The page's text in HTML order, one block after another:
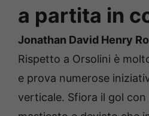
a partita in
Jonathan David Henry
Rispetto a Orsolini è
e prova numerose
verticale. Sfiora il gol